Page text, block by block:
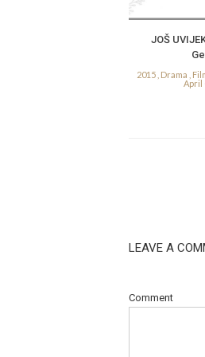
JOŠ
2015 Drama
April
LEAVE A
Comment